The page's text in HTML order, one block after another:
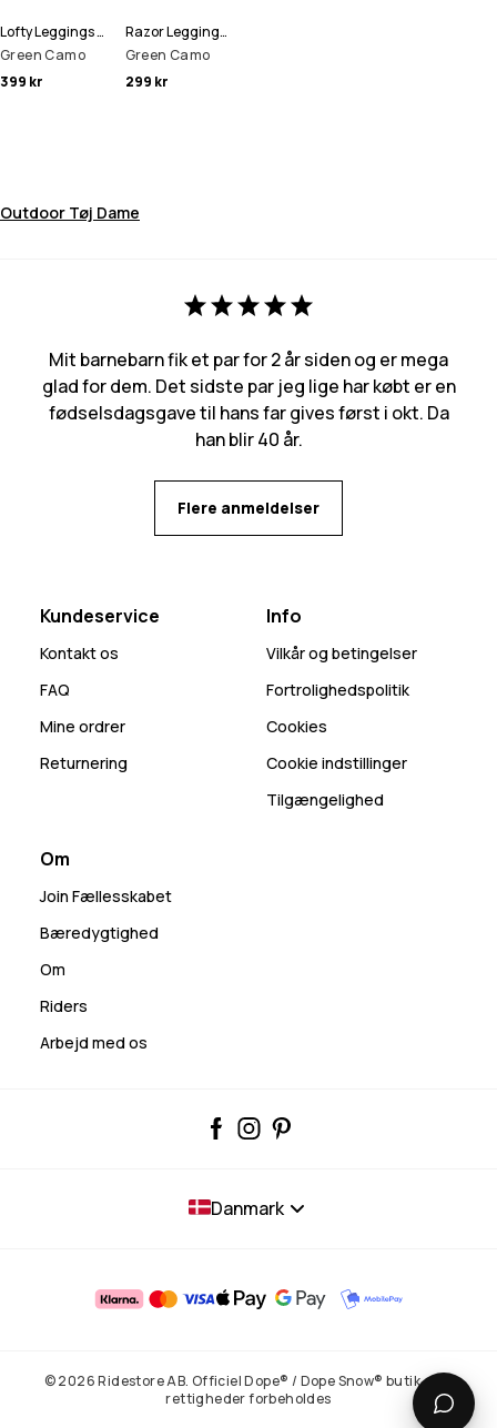
Lofty Leggings Dame
Green Camo
399 kr
Razor Leggings Dame
Green Camo
299 kr
Outdoor Tøj Dame
Mit barnebarn fik et par for 2 år siden og er mega
glad for dem. Det sidste par jeg lige har købt er en
fødselsdagsgave til hans far gives først i okt. Da
han blir 40 år.
Flere anmeldelser
Kundeservice
Kontakt os
FAQ
Mine ordrer
Returnering
Info
Vilkår og betingelser
Fortrolighedspolitik
Cookies
Cookie indstillinger
Tilgængelighed
Om
Join Fællesskabet
Bæredygtighed
Om
Riders
Arbejd med os
Danmark
© 2026 Ridestore AB. Officiel Dope® / Dope Snow® butik. Alle
rettigheder forbeholdes